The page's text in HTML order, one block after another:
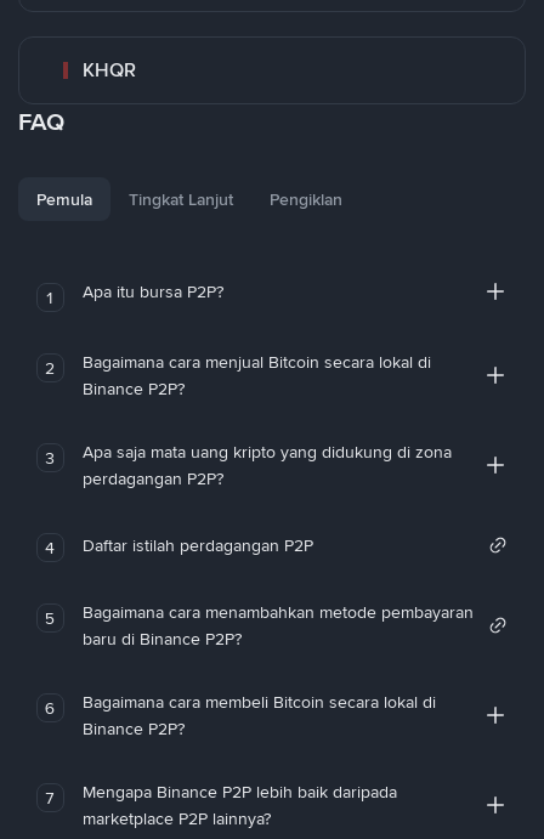
KHQR
FAQ
Pemula Tingkat Lanjut Pengiklan
1 Apa itu bursa P2P?
2
Bagaimana cara menjual Bitcoin secara lokal di
Binance P2P?
3
Apa saja mata uang kripto yang didukung di zona
perdagangan P2P?
4 Daftar istilah perdagangan P2P
5
Bagaimana cara menambahkan metode pembayaran
baru di Binance P2P?
6
Bagaimana cara membeli Bitcoin secara lokal di
Binance P2P?
7
Mengapa Binance P2P lebih baik daripada
marketplace P2P lainnya?